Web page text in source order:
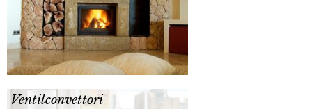
Ventilconvettori